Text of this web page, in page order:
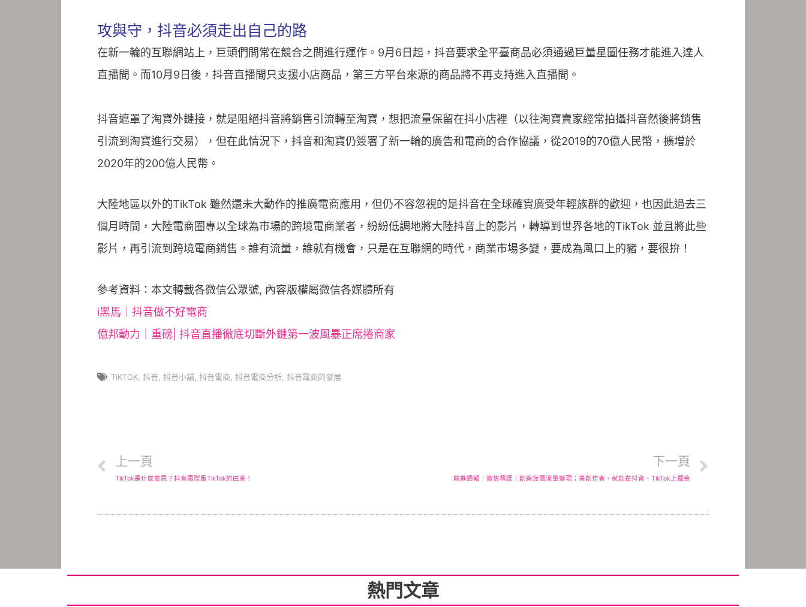
攻與守，抖音必須走出自己的路
在新一輪的互聯網站上，巨頭們間常在競合之間進行運作。9月6日起，抖音要求全平臺商品必須通過巨量星圖任務才能進入達人
直播間。而10月9日後，抖音直播間只支援小店商品，第三方平台來源的商品將不再支持進入直播間。
抖音遮罩了淘寶外鏈接，就是阻絕抖音將銷售引流轉至淘寶，想把流量保留在抖小店裡（以往淘寶賣家經常拍攝抖音然後將銷售
引流到淘寶進行交易），但在此情況下，抖音和淘寶仍簽署了新一輪的廣告和電商的合作協議，從2019的70億人民幣，擴增於
2020年的200億人民幣。
大陸地區以外的TikTok 雖然還未大動作的推廣電商應用，但仍不容忽視的是抖音在全球確實廣受年輕族群的歡迎，也因此過去三
個月時間，大陸電商圈專以全球為市場的跨境電商業者，紛紛低調地將大陸抖音上的影片，轉導到世界各地的TikTok 並且將此些
影片，再引流到跨境電商銷售。誰有流量，誰就有機會，只是在互聯網的時代，商業市場多變，要成為風口上的豬，要很拚！
參考資料：本文轉載各微信公眾號, 內容版權屬微信各媒體所有
i黑馬｜抖音做不好電商
億邦動力｜重磅| 抖音直播徹底切斷外鏈第一波風暴正席捲商家
TIKTOK 抖音 抖音小舖 抖音電商 抖音電商分析 抖音電商的發展
上一頁
TikTok是什麼意思？抖音國際版TikTok的由來！
下一頁
前進週報｜微信精選｜創造無價流量變現；善創作者，就能在抖音、TikTok上掘金
熱門文章